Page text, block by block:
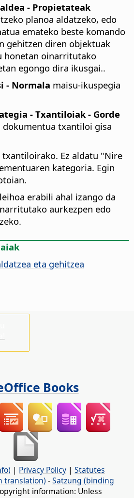
- Propietateak
planoa aldatzeko, edo
emateko beste komando
gehitzen diren objektuak
honetan oinarritutako
egongo dira ikusgai..
- Normala maisu-ikuspegia
- Txantiloiak - Gorde
dokumentua txantiloi gisa
Ez aldatu "Nire
kategoria. Egin
erabili ahal izango da
aurkezpen edo
eta gehitzea
Books
| Privacy Policy | Statutes
translation) -Satzung (binding
information: Unless